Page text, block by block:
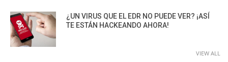
¿UN VIRUS QUE EL EDR NO PUEDE VER? ¡ASÍ
TE ESTÁN HACKEANDO AHORA!
VIEW ALL